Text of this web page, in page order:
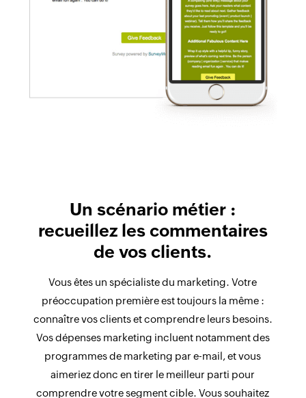
Un scénario métier :
recueillez les commentaires
de vos clients.
Vous êtes un spécialiste du marketing. Votre
préoccupation première est toujours la même :
connaître vos clients et comprendre leurs besoins.
Vos dépenses marketing incluent notamment des
programmes de marketing par e-mail, et vous
aimeriez donc en tirer le meilleur parti pour
comprendre votre segment cible. Vous souhaitez